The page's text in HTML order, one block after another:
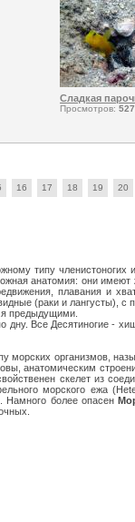
Сладкая
Просмотров:
16 17 18 19 20
типу
анатомия: они имеют
плавания и
(раки и лангусты),
предыдущими.
дну. Все Десятиногие
морских организмов,
анатомическим
скелет из
морского ежа
Намного более опасен